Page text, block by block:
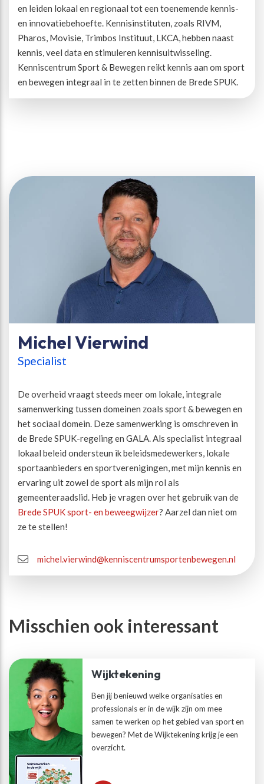
en leiden lokaal en regionaal tot een toenemende kennis-
en innovatiebehoefte. Kennisinstituten, zoals RIVM,
Pharos, Movisie, Trimbos Instituut, LKCA, hebben naast
kennis, veel data en stimuleren kennisuitwisseling.
Kenniscentrum Sport & Bewegen reikt kennis aan om sport
en bewegen integraal in te zetten binnen de Brede SPUK.
Michel Vierwind
Specialist
De overheid vraagt steeds meer om lokale, integrale
samenwerking tussen domeinen zoals sport & bewegen en
het sociaal domein. Deze samenwerking is omschreven in
de Brede SPUK-regeling en GALA. Als specialist integraal
lokaal beleid ondersteun ik beleidsmedewerkers, lokale
sportaanbieders en sportverenigingen, met mijn kennis en
ervaring uit zowel de sport als mijn rol als
gemeenteraadslid. Heb je vragen over het gebruik van de
Brede SPUK sport- en beweegwijzer? Aarzel dan niet om
ze te stellen!
michel.vierwind@kenniscentrumsportenbewegen.nl
Misschien ook interessant
Wijktekening
Ben jij benieuwd welke organisaties en
professionals er in de wijk zijn om mee
samen te werken op het gebied van sport en
bewegen? Met de Wijktekening krijg je een
overzicht.